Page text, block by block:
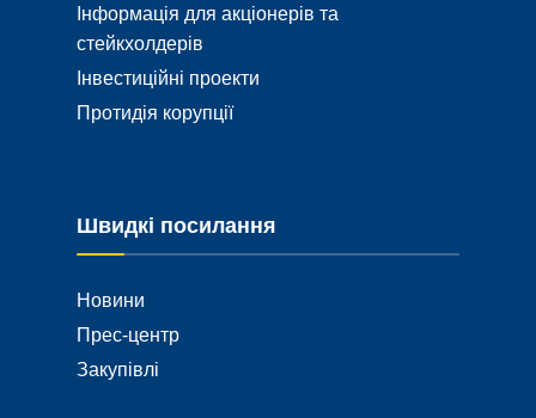
Інформація для акціонерів та
стейкхолдерів
Інвестиційні проекти
Протидія корупції
Швидкі посилання
Новини
Прес-центр
Закупівлі